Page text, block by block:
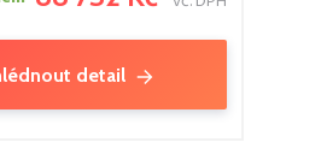
detail